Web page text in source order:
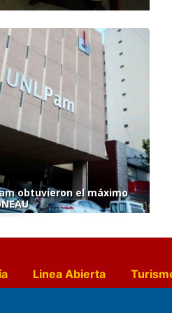
obtuvieron el máximo
Linea Abierta